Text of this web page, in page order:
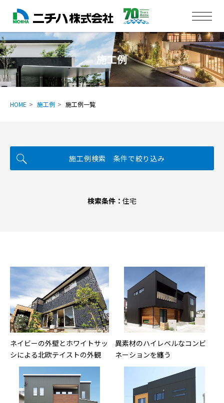
施工例
HOME 施工例 施工例一覧
施工例検索 条件で絞り込み
検索条件： 住宅
ネイビーの外壁とホワイトサッ
シによる北欧テイストの外観
異素材のハイレベルなコンビ
ネーションを纏う